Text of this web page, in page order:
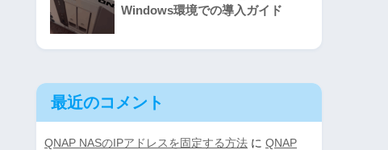
Windows環境での導入ガイド
最近のコメント
QNAP NASのIPアドレスを固定する方法 に QNAP